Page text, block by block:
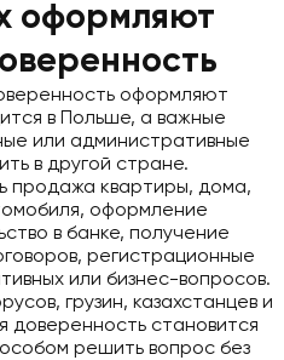
оформляют
оформляют
в Польше, а важные
или административные
в другой стране.
продажа квартиры, дома,
оформление
в банке, получение
регистрационные
или бизнес-вопросов.
грузин, казахстанцев и
доверенность становится
решить вопрос без